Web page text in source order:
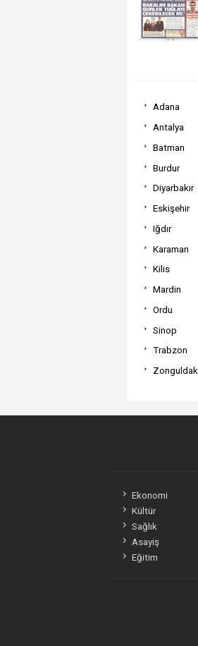
Adana
Antalya
Batman
Burdur
Diyarbakır
Eskişehir
Iğdır
Karaman
Kilis
Mardin
Ordu
Sinop
Trabzon
Zonguldak
Ekonomi
Kültür
Sağlık
Asayiş
Eğitim